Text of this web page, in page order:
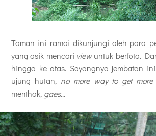
Taman ini ramai dikunjungi oleh para
yang asik mencari viewuntuk berfoto.
hingga ke atas. Sayangnya jembatan
ujung hutan, no more way to get more
menthok, gaes...